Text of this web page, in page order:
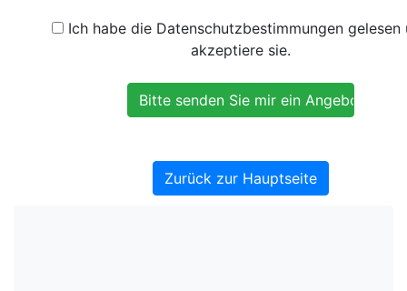
Ich habe die Datenschutzbestimmungen gelesen
akzeptiere sie.
Zurück zur Hauptseite